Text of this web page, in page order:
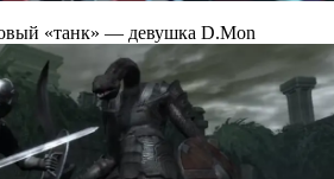
«танк» — девушка D.Mon